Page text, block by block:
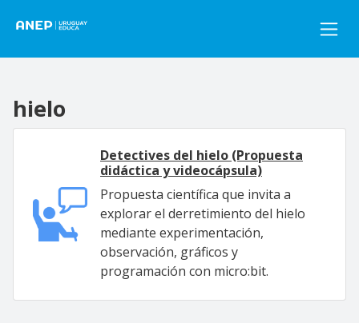
hielo
Detectives del hielo (Propuesta
didáctica y videocápsula)
Propuesta científica que invita a
explorar el derretimiento del hielo
mediante experimentación,
observación, gráficos y
programación con micro:bit.